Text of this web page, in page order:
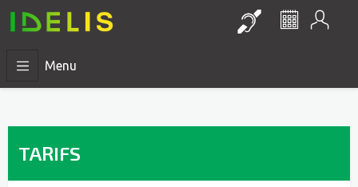
Lien vers la
Le
Menu
TARIFS